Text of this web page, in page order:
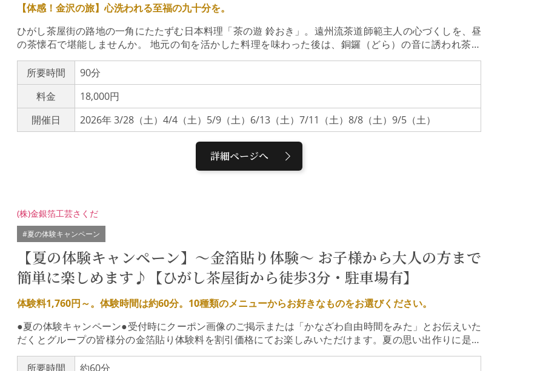
【体感！金沢の旅】心洗われる至福の九十分を。
ひがし茶屋街の路地の一角にたたずむ日本料理「茶の遊 鈴おき」。遠州流茶道師範主人の心づくしを、昼
の茶懐石で堪能しませんか。 地元の旬を活かした料理を味わった後は、銅鑼（どら）の音に誘われ茶席
へ。本来は数時間におよぶ正式な「茶事（ちゃじ）」の流れを初心者の方でも気軽に、かつ本格的に茶の
湯の世界をお楽しみいただけます。茶の遊 鈴おき遠州流茶道師範・鈴置宗善（すずおき そうぜん）氏が営
む、茶道と美食が融合する日本料理店。白山市で多くの食通や茶人に愛された名料亭「お料理鈴おき」を2
025年7月、ひがし茶屋街へ移転。築120年の茶屋建築を再生した空間で、金沢の茶の湯と豊かな食文化を
世界へ発信しています。ミニ茶懐石コースカウンター席、または和室のテーブル席にて、地元の厳選食材
を用いた懐石料理を。店主による作法や料理の解説とともに、五感で旬を味わうひとときです。お品書
ずは香炉を回して心静かにお香の香りを鑑賞する「聞香」で身を清めます。その後、薄茶を、季節の和菓
子とともにゆったりと。日常を忘れる心豊かな時間をお過ごしください。
所要時間
90分
料金
18,000円
開催日
2026年 3/28（土）4/4（土）5/9（土）6/13（土）7/11（土）8/8（土）9/5（土）
詳細ページへ
【夏の体験キャンペーン】～金箔貼り体験～ お子様から大人の方まで
簡単に楽しめます♪【ひがし茶屋街から徒歩3分・駐車場有】
(株)金銀箔工芸さくだ
#夏の体験キャンペーン
体験料1,760円～。体験時間は約60分。10種類のメニューからお好きなものをお選びください。
●夏の体験キャンペーン●受付時にクーポン画像のご掲示または「かなざわ自由時間をみた」とお伝えいた
だくとグループの皆様分の金箔貼り体験料を割引価格にてお楽しみいただけます。夏の思い出作りに是非
金箔貼り体験へお越しくださいませ♪期間：令和8年7月4日（土）～ 8月23日（日）特典内容：グループ様
の体験料の消費税相当額を割引金沢と言えば「金箔」！ 金沢旅行の思い出に金箔貼り体験をしてみませ
所要時間
約60分